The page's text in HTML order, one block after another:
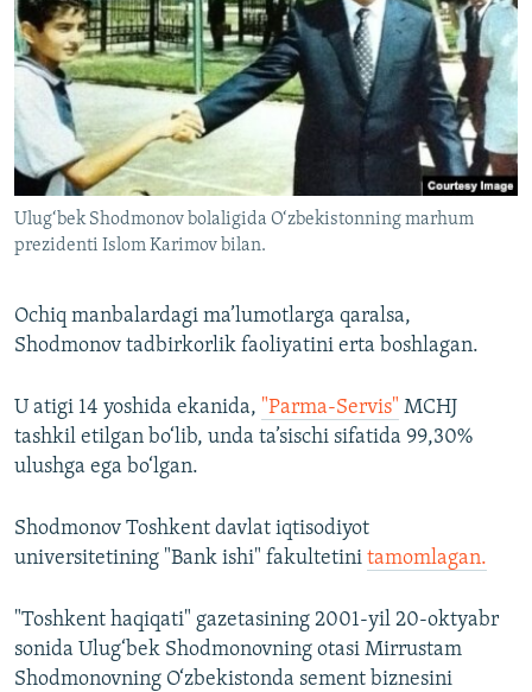
Ulug‘bek Shodmonov bolaligida O‘zbekistonning marhum
prezidenti Islom Karimov bilan.
Ochiq manbalardagi ma’lumotlarga qaralsa,
Shodmonov tadbirkorlik faoliyatini erta boshlagan.
U atigi 14 yoshida ekanida, "Parma-Servis" MCHJ
tashkil etilgan bo‘lib, unda ta’sischi sifatida 99,30%
ulushga ega bo‘lgan.
Shodmonov Toshkent davlat iqtisodiyot
universitetining "Bank ishi" fakultetini tamomlagan.
"Toshkent haqiqati" gazetasining 2001-yil 20-oktyabr
sonida Ulug‘bek Shodmonovning otasi Mirrustam
Shodmonovning O‘zbekistonda sement biznesini